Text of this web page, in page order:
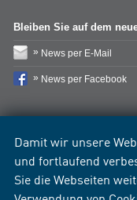
Damit wir unsere
und fortlaufend
Sie die Webseiten
Bleiben Sie auf dem
News per E-Mail
News per Facebook